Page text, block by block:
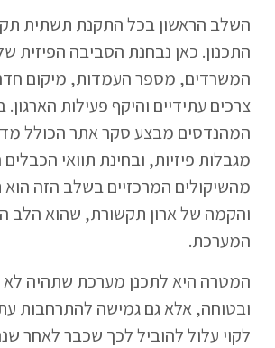
השלב הראשון בכל התקנת תשתית
התכנון. כאן נבחנת הסביבה הפיזית
המשרדים, מספר העמדות, מיקום
צרכים עתידיים והיקף פעילות
המהנדסים מבצע סקר אתר הכולל
מגבלות פיזיות, ובחינת תוואי
מהשיקולים המרכזיים בשלב הזה הוא
והקמה של ארון תקשורת, שהוא הלב
המערכת.
המטרה היא לתכנן מערכת שתהיה לא
ובטוחה, אלא גם גמישה להתרחבות
לקוי עלול להוביל לכך שכבר לאחר